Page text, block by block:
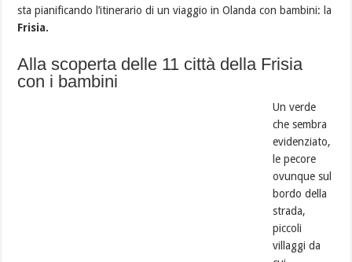
sta pianificando l’itinerario di un viaggio in Olanda con bambini: la
Frisia.
Alla scoperta delle 11 città della Frisia
con i bambini
Un verde
che sembra
evidenziato,
le pecore
ovunque sul
bordo della
strada,
piccoli
villaggi da